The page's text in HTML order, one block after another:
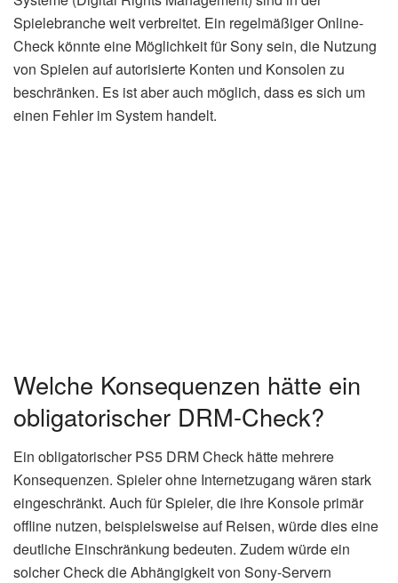
Spielebranche weit verbreitet. Ein regelmäßiger Online-
Check könnte eine Möglichkeit für Sony sein, die Nutzung
von Spielen auf autorisierte Konten und Konsolen zu
beschränken. Es ist aber auch möglich, dass es sich um
einen Fehler im System handelt.
Welche Konsequenzen hätte ein
obligatorischer DRM-Check?
Ein obligatorischer PS5 DRM Check hätte mehrere
Konsequenzen. Spieler ohne Internetzugang wären stark
eingeschränkt. Auch für Spieler, die ihre Konsole primär
offline nutzen, beispielsweise auf Reisen, würde dies eine
deutliche Einschränkung bedeuten. Zudem würde ein
solcher Check die Abhängigkeit von Sony-Servern